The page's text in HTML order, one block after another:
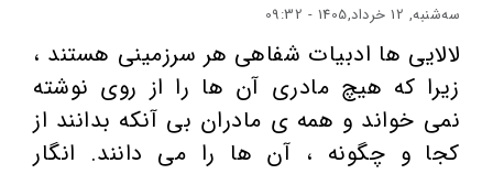
ﺳﻪشنبه, 12 خرداد,1405 - 09:32
لالایی ها ادبیات شفاهی هر سرزمینی هستند ،
زیرا که هیچ مادری آن ها را از روی نوشته
نمی خواند و همه ی مادران بی آنکه بدانند از
کجا و چگونه ، آن ها را می دانند. انگار